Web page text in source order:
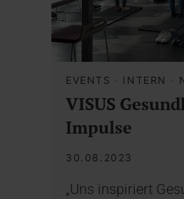
EVENTS · INTERN ·
VISUS
Impulse
30.08.2023
„Uns inspiriert